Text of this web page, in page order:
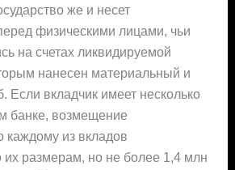
же и несет
физическими лицами, чьи
на счетах ликвидируемой
нанесен материальный и
вкладчик имеет несколько
банке, возмещение
каждому из вкладов
их размерам, но не более 1,4 млн